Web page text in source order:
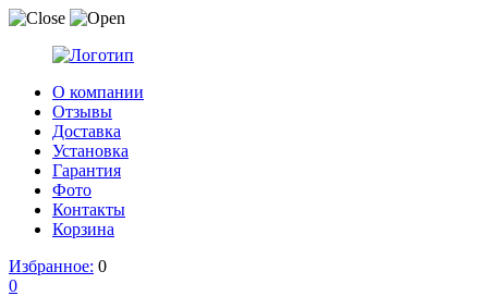
О компании
Отзывы
Доставка
Установка
Гарантия
Фото
Контакты
Корзина
Избранное: 0
0